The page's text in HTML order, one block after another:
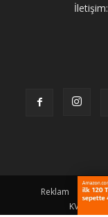
İletişim:
Reklam Künye
KVKK